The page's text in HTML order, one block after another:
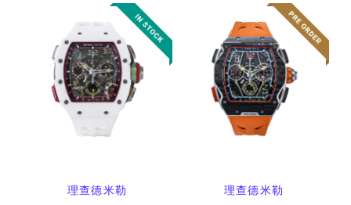
理查德米勒 理查德米勒